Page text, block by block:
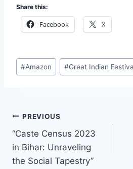
Share this:
Facebook X
Post
Tags:
#Amazon #Great Indian
Post
navigation
PREVIOUS
“Caste Census 2023
in Bihar: Unraveling
the Social Tapestry”